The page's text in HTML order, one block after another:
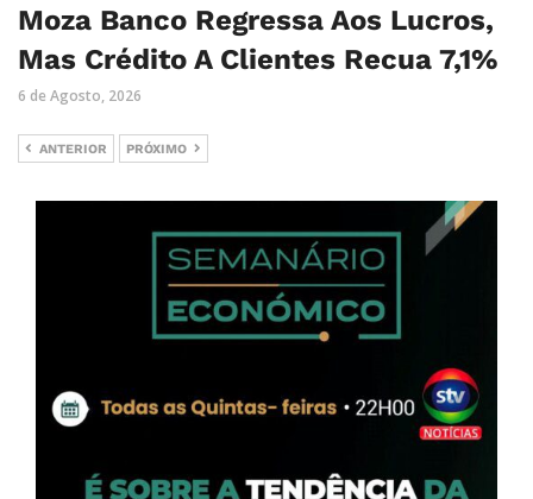
Moza Banco Regressa Aos Lucros,
Mas Crédito A Clientes Recua 7,1%
6 de Agosto, 2026
ANTERIOR PRÓXIMO